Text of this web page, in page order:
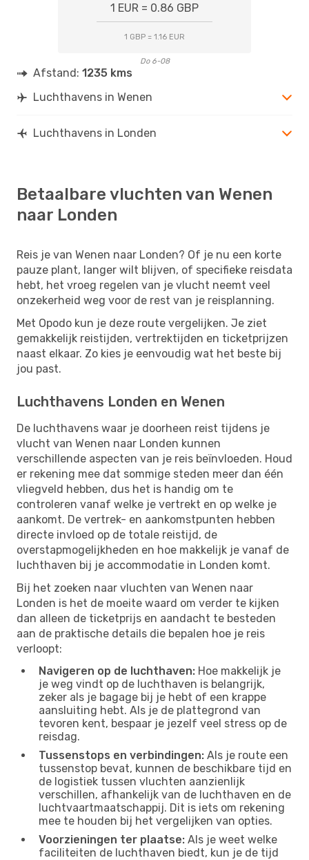
1 EUR = 0.86 GBP
1 GBP = 1.16 EUR
Do 6-08
Afstand: 1235 kms
Luchthavens in Wenen
Luchthavens in Londen
Betaalbare vluchten van Wenen
naar Londen
Reis je van Wenen naar Londen? Of je nu een korte
pauze plant, langer wilt blijven, of specifieke reisdata
hebt, het vroeg regelen van je vlucht neemt veel
onzekerheid weg voor de rest van je reisplanning.
Met Opodo kun je deze route vergelijken. Je ziet
gemakkelijk reistijden, vertrektijden en ticketprijzen
naast elkaar. Zo kies je eenvoudig wat het beste bij
jou past.
Luchthavens Londen en Wenen
De luchthavens waar je doorheen reist tijdens je
vlucht van Wenen naar Londen kunnen
verschillende aspecten van je reis beïnvloeden. Houd
er rekening mee dat sommige steden meer dan één
vliegveld hebben, dus het is handig om te
controleren vanaf welke je vertrekt en op welke je
aankomt. De vertrek- en aankomstpunten hebben
directe invloed op de totale reistijd, de
overstapmogelijkheden en hoe makkelijk je vanaf de
luchthaven bij je accommodatie in Londen komt.
Bij het zoeken naar vluchten van Wenen naar
Londen is het de moeite waard om verder te kijken
dan alleen de ticketprijs en aandacht te besteden
aan de praktische details die bepalen hoe je reis
verloopt:
Navigeren op de luchthaven: Hoe makkelijk je
je weg vindt op de luchthaven is belangrijk,
zeker als je bagage bij je hebt of een krappe
aansluiting hebt. Als je de plattegrond van
tevoren kent, bespaar je jezelf veel stress op de
reisdag.
Tussenstops en verbindingen: Als je route een
tussenstop bevat, kunnen de beschikbare tijd en
de logistiek tussen vluchten aanzienlijk
verschillen, afhankelijk van de luchthaven en de
luchtvaartmaatschappij. Dit is iets om rekening
mee te houden bij het vergelijken van opties.
Voorzieningen ter plaatse: Als je weet welke
faciliteiten de luchthaven biedt, kun je de tijd